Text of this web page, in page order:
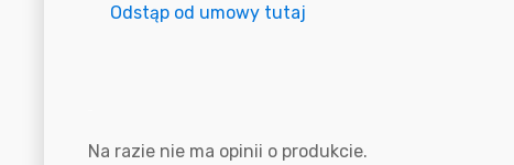
Odstąp od umowy tutaj
Na razie nie ma opinii o produkcie.